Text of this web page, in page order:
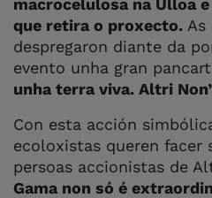
macrocelulosa na Ulloa
que retira o proxecto. As
despregaron diante da
evento unha gran
unha terra viva. Altri
Con esta acción
ecoloxistas queren facer
persoas accionistas de
Gama non só é